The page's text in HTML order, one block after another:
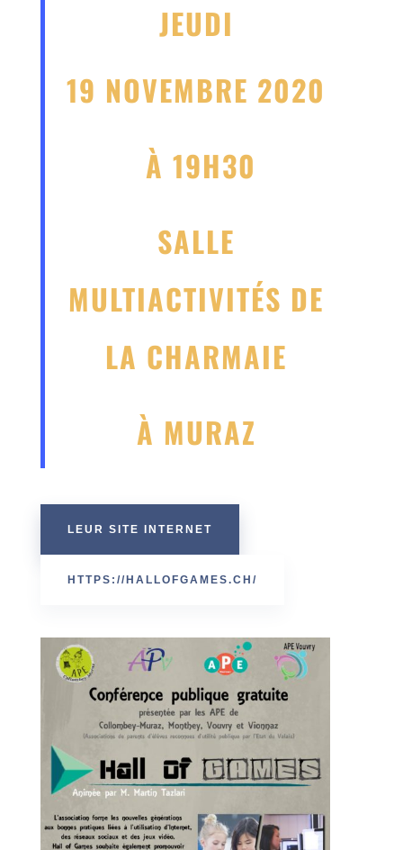
JEUDI
19 NOVEMBRE 2020
À 19H30
SALLE
MULTIACTIVITÉS DE
LA CHARMAIE
À MURAZ
LEUR SITE INTERNET
HTTPS://HALLOFGAMES.CH/